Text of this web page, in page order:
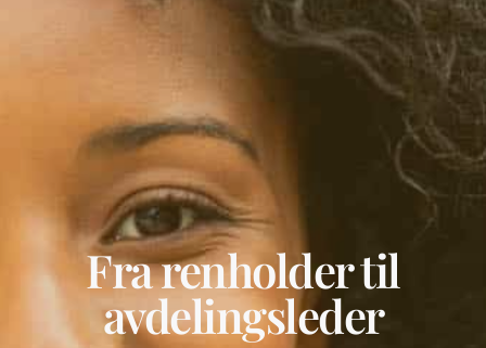
Fra renholder til
avdelingsleder